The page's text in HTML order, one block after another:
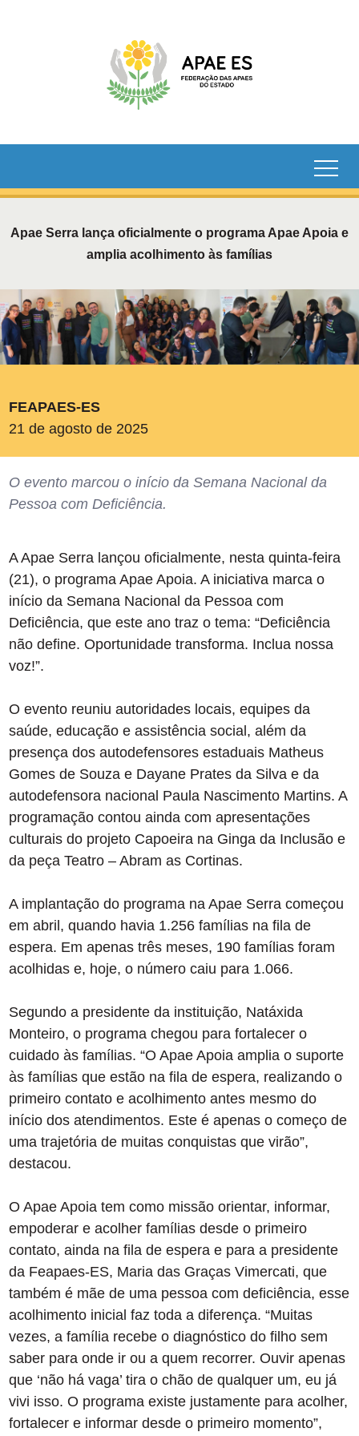
Apae Serra lança oficialmente o programa Apae Apoia e
amplia acolhimento às famílias
FEAPAES-ES
21 de agosto de 2025
O evento marcou o início da Semana Nacional da
Pessoa com Deficiência.
A Apae Serra lançou oficialmente, nesta quinta-feira
(21), o programa Apae Apoia. A iniciativa marca o
início da Semana Nacional da Pessoa com
Deficiência, que este ano traz o tema: “Deficiência
não define. Oportunidade transforma. Inclua nossa
voz!”.
O evento reuniu autoridades locais, equipes da
saúde, educação e assistência social, além da
presença dos autodefensores estaduais Matheus
Gomes de Souza e Dayane Prates da Silva e da
autodefensora nacional Paula Nascimento Martins. A
programação contou ainda com apresentações
culturais do projeto Capoeira na Ginga da Inclusão e
da peça Teatro – Abram as Cortinas.
A implantação do programa na Apae Serra começou
em abril, quando havia 1.256 famílias na fila de
espera. Em apenas três meses, 190 famílias foram
acolhidas e, hoje, o número caiu para 1.066.
Segundo a presidente da instituição, Natáxida
Monteiro, o programa chegou para fortalecer o
cuidado às famílias. “O Apae Apoia amplia o suporte
às famílias que estão na fila de espera, realizando o
primeiro contato e acolhimento antes mesmo do
início dos atendimentos. Este é apenas o começo de
uma trajetória de muitas conquistas que virão”,
destacou.
O Apae Apoia tem como missão orientar, informar,
empoderar e acolher famílias desde o primeiro
contato, ainda na fila de espera e para a presidente
da Feapaes-ES, Maria das Graças Vimercati, que
também é mãe de uma pessoa com deficiência, esse
acolhimento inicial faz toda a diferença. “Muitas
vezes, a família recebe o diagnóstico do filho sem
saber para onde ir ou a quem recorrer. Ouvir apenas
que ‘não há vaga’ tira o chão de qualquer um, eu já
vivi isso. O programa existe justamente para acolher,
fortalecer e informar desde o primeiro momento”,